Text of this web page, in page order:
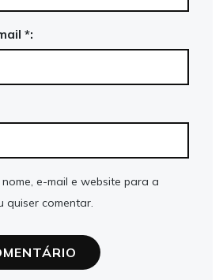
*:
e-mail e website para a
quiser comentar.